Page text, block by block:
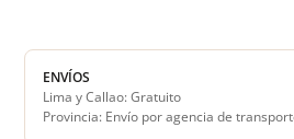
ENVÍOS
Lima y Callao: Gratuito
Provincia: Envío por agencia de